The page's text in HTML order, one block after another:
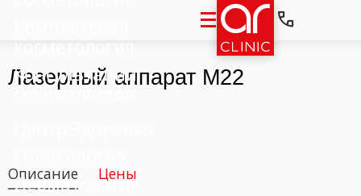
Консультации
специалистов
Дерматология
Лазерный аппарат М22
Описание Цены